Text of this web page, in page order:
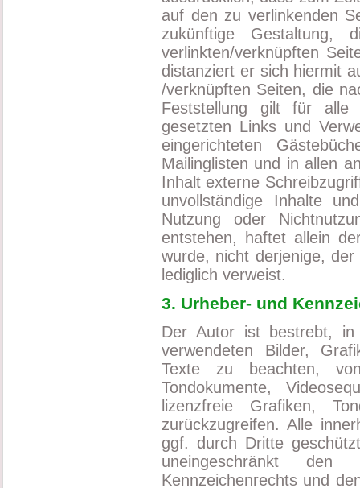
auf den zu verlinkenden
zukünftige Gestaltung,
verlinkten/verknüpften
distanziert er sich hiermit
/verknüpften Seiten, die
Feststellung gilt für alle
gesetzten Links und
eingerichteten
Mailinglisten und in allen
Inhalt externe
unvollständige Inhalte
Nutzung oder
entstehen, haftet allein
wurde, nicht derjenige,
lediglich verweist.
3. Urheber- und
Der Autor ist bestrebt, in
verwendeten Bilder,
Texte zu beachten,
Tondokumente,
lizenzfreie Grafiken,
zurückzugreifen. Alle
ggf. durch Dritte
uneingeschränkt den
Kennzeichenrechts und